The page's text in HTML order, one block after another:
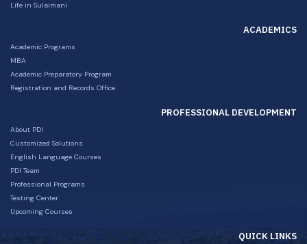
Life in Sulaimani
ACADEMICS
Academic Programs
MBA
Academic Preparatory Program
Registration and Records Office
PROFESSIONAL DEVELOPMENT
About PDI
Customized Solutions
English Language Courses
PDI Team
Professional Programs
Testing Center
Upcoming Courses
QUICK LINKS